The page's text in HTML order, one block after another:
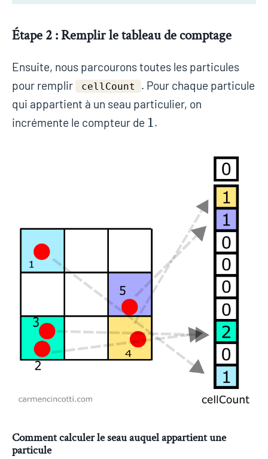
Étape 2 : Remplir le tableau de comptage
Ensuite, nous parcourons toutes les particules
pour remplir
cellCount
. Pour chaque particule
qui appartient à un seau particulier, on
incrémente le compteur de 1
1.
Comment calculer le seau auquel appartient une
particule